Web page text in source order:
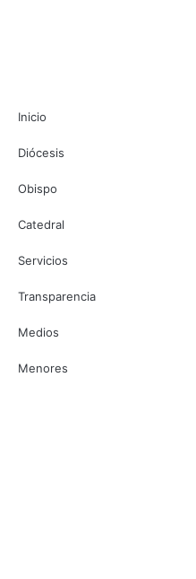
Inicio
Diócesis
Obispo
Catedral
Servicios
Transparencia
Medios
Menores